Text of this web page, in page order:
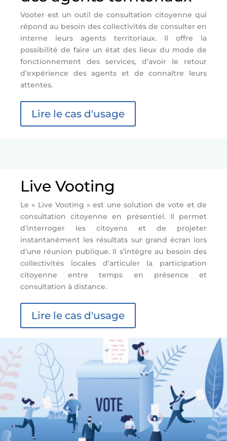
Vooter est un outil de consultation citoyenne qui
répond au besoin des collectivités de consulter en
interne leurs agents territoriaux. Il offre la
possibilité de faire un état des lieux du mode de
fonctionnement des services, d’avoir le retour
d’expérience des agents et de connaître leurs
attentes.
Lire le cas d'usage
Live Vooting
Le « Live Vooting » est une solution de vote et de
consultation citoyenne en présentiel. Il permet
d’interroger les citoyens et de projeter
instantanément les résultats sur grand écran lors
d’une réunion publique. Il s’intègre au besoin des
collectivités locales d’articuler la participation
citoyenne entre temps en présence et
consultation à distance.
Lire le cas d'usage